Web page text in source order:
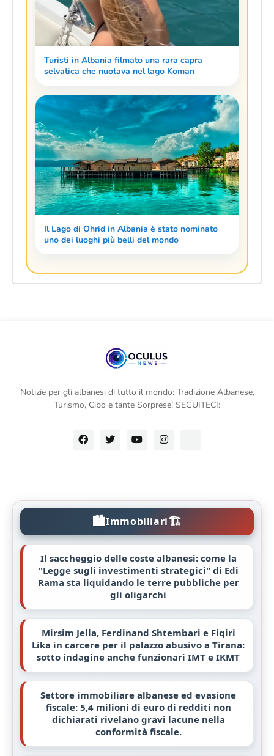
Turisti in Albania filmato una rara capra
selvatica che nuotava nel lago Koman
Il Lago di Ohrid in Albania è stato nominato
uno dei luoghi più belli del mondo
Notizie per gli albanesi di tutto il mondo: Tradizione Albanese,
Turismo, Cibo e tante Sorprese! SEGUITECI:
🏙️Immobiliari🏗️
Il saccheggio delle coste albanesi: come la
"Legge sugli investimenti strategici" di Edi
Rama sta liquidando le terre pubbliche per
gli oligarchi
Mirsim Jella, Ferdinand Shtembari e Fiqiri
Lika in carcere per il palazzo abusivo a Tirana:
sotto indagine anche funzionari IMT e IKMT
Settore immobiliare albanese ed evasione
fiscale: 5,4 milioni di euro di redditi non
dichiarati rivelano gravi lacune nella
conformità fiscale.